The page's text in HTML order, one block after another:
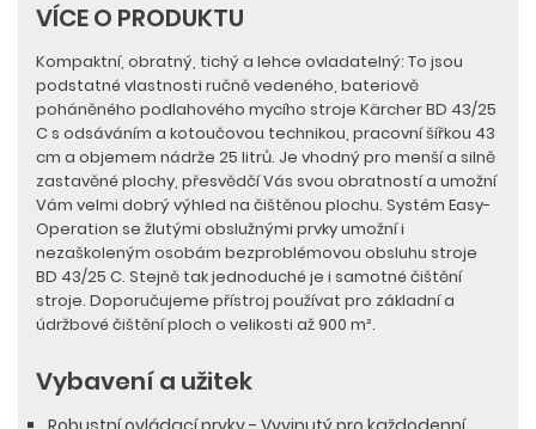
VÍCE O PRODUKTU
Kompaktní, obratný, tichý a lehce ovladatelný: To jsou
podstatné vlastnosti ručně vedeného, bateriově
poháněného podlahového mycího stroje Kärcher BD 43/25
C s odsáváním a kotoučovou technikou, pracovní šířkou 43
cm a objemem nádrže 25 litrů. Je vhodný pro menší a silně
zastavěné plochy, přesvědčí Vás svou obratností a umožní
Vám velmi dobrý výhled na čištěnou plochu. Systém Easy-
Operation se žlutými obslužnými prvky umožní i
nezaškoleným osobám bezproblémovou obsluhu stroje
BD 43/25 C. Stejně tak jednoduché je i samotné čištění
stroje. Doporučujeme přístroj používat pro základní a
údržbové čištění ploch o velikosti až 900 m².
Vybavení a užitek